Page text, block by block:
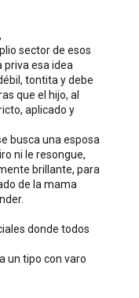
sector de esos
priva esa idea
tontita y debe
que el hijo, al
aplicado y
busca una esposa
ni le resongue,
brillante, para
de la mama
donde todos
un tipo con varo